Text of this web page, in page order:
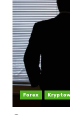
Forex